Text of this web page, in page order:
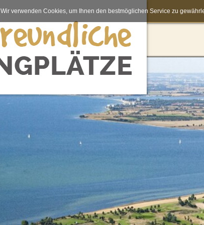
Wir verwenden Cookies, um Ihnen den bestmöglichen Service zu